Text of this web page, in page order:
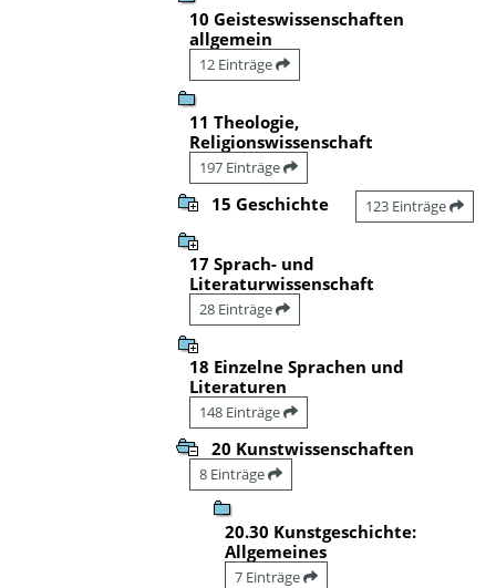
10 Geisteswissenschaften
allgemein
12 Einträge
11 Theologie,
Religionswissenschaft
197 Einträge
15 Geschichte 123 Einträge
17 Sprach- und
Literaturwissenschaft
28 Einträge
18 Einzelne Sprachen und
Literaturen
148 Einträge
20 Kunstwissenschaften
8 Einträge
20.30 Kunstgeschichte:
Allgemeines
7 Einträge